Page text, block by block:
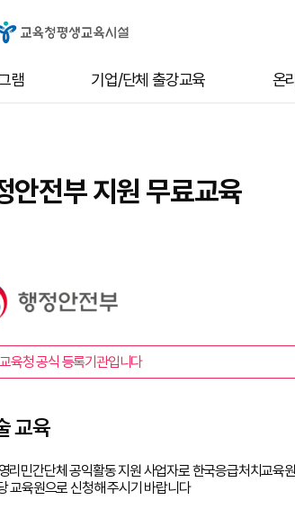
램 기업/단체 출강교육 온
안전부 지원 무료교육
육청 공식 등록기관입니다
교육
민간단체 공익활동 지원 사업자로 한국응급처치교육
교육원으로 신청해 주시기 바랍니다